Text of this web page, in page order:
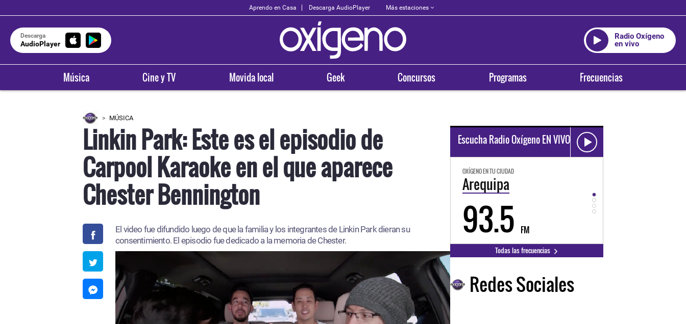
Aprendo en Casa Descarga AudioPlayer Más estaciones
Descarga
AudioPlayer
Radio Oxígeno
en vivo
Música Cine y TV Movida local Geek Concursos Programas Frecuencias
MÚSICA
Linkin Park: Este es el episodio de
Carpool Karaoke en el que aparece
Chester Bennington
El video fue difundido luego de que la familia y los integrantes de Linkin Park dieran su
consentimiento. El episodio fue dedicado a la memoria de Chester.
Escucha Radio Oxígeno EN VIVO
OXÍGENO EN TU CIUDAD
Arequipa
93.5 FM 98.3
Todas las frecuencias
Redes Sociales